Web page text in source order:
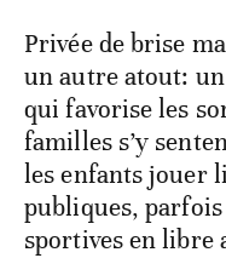
Privée de brise
un autre atout:
qui favorise les
familles s’y
les enfants jouer
publiques,
sportives en libre